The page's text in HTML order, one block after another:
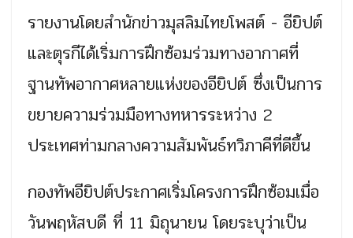
รายงานโดยสำนักข่าวมุสลิมไทยโพสต์ - อียิปต์
และตุรกีได้เริ่มการฝึกซ้อมร่วมทางอากาศที่
ฐานทัพอากาศหลายแห่งของอียิปต์ ซึ่งเป็นการ
ขยายความร่วมมือทางทหารระหว่าง 2
ประเทศท่ามกลางความสัมพันธ์ทวิภาคีที่ดีขึ้น
กองทัพอียิปต์ประกาศเริ่มโครงการฝึกซ้อมเมื่อ
วันพฤหัสบดี ที่ 11 มิถุนายน โดยระบุว่าเป็น